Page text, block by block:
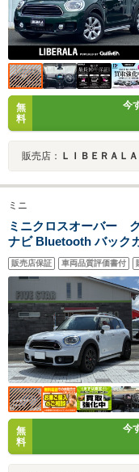
無
料
今
販売店： ＬＩＢＥＲＡＬ
ミニ
ミニクロスオーバー
ナビ Bluetooth バック
電動シート 電動リアゲ
販売店保証 車両品質評価書付
無
料
今